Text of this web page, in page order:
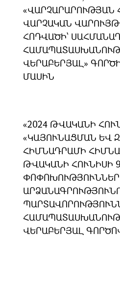
ՎԱՐՉԱՐԱՐՈՒԹՅԱՆ
ՎԱՐՉԱԿԱՆ
ՀՈԴՎԱԾԻ՝
ՎԵՐԱԲԵՐՅԱԼ»
ՄԱՍԻՆ
«2024 ԹՎԱԿԱՆԻ
«ԿԱՅՈՒՆԱՑՄԱՆ ԵՎ
ՀԻՄՆԱԴՐԱՄԻ
ԹՎԱԿԱՆԻ ՀՈՒՆԻՍԻ
ՓՈՓՈԽՈՒԹՅՈՒՆՆԵՐ
ՎԵՐԱԲԵՐՅԱԼ